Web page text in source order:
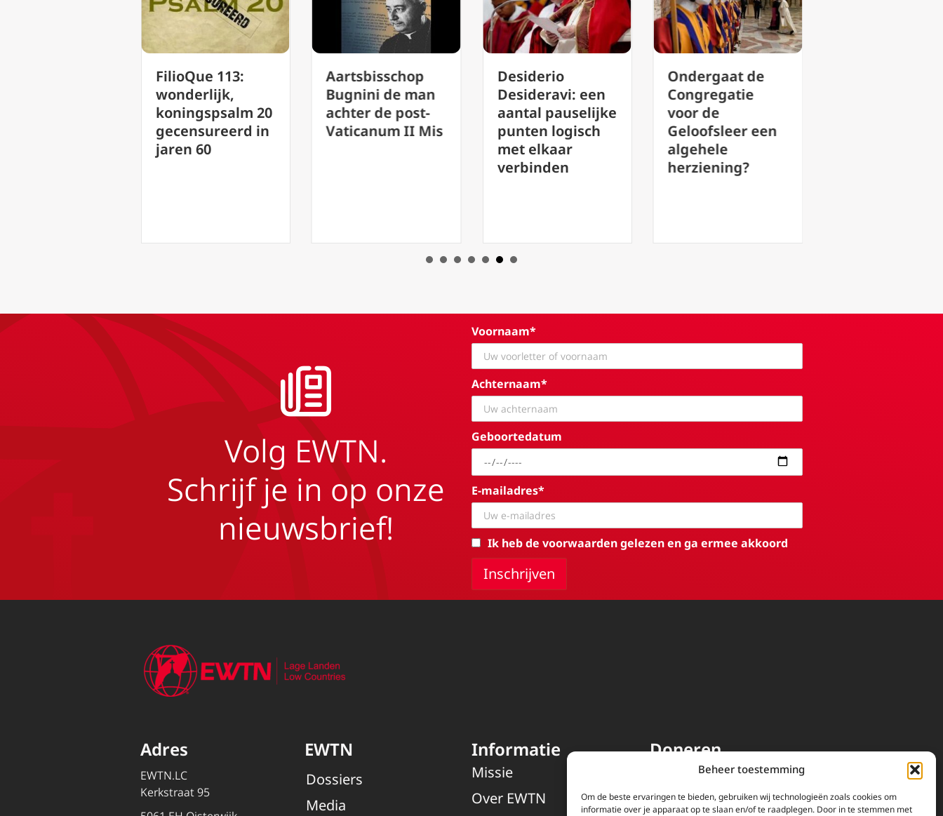
Beheer toestemming
Om de beste ervaringen te bieden, gebruiken wij technologieën zoals cookies om
informatie over je apparaat op te slaan en/of te raadplegen. Door in te stemmen met
koningspsalm 20
Aartsbisschop
Bugnini de man
achter de post-
Vaticanum II Mis
Desiderio
Desideravi: een
aantal pauselijke
punten logisch
Ondergaat de
Congregatie
voor de
Geloofsleer een
algehele
herziening?
Nieuwe
richtlijnen
beperken
traditionele riten
Volg EWTN.
Schrijf je in op onze
nieuwsbrief!
Voornaam*
Achternaam*
Geboortedatum
E-mailadres*
Ik heb de voorwaarden gelezen en ga ermee akkoord
Adres
EWTN.LC
Kerkstraat 95
EWTN
Dossiers
Media
Informatie
Missie
Over EWTN
Doneren
EWTN wordt uitsluitend
gefinancierd door uw donaties.
Wij ontvangen bewust geen